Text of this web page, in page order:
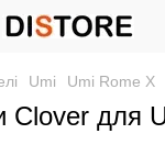
Umi Umi Rome X
Clover для